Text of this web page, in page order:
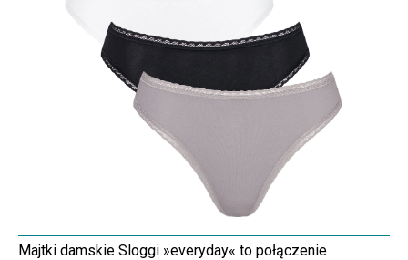
Majtki damskie Sloggi »everyday« to połączenie